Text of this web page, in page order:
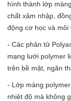
hình thành lớp
chất xâm nhập,
động cơ học và môi
- Các phân tử
mạng lưới polymer
trên bề mặt, ngăn
- Lớp màng
nhiệt độ mà không